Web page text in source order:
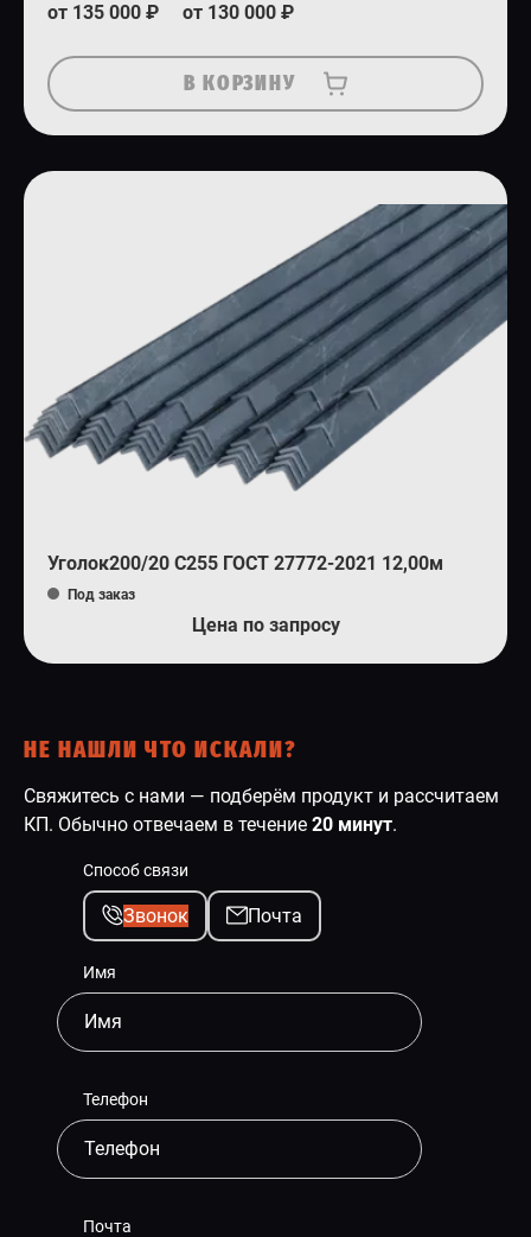
от 135 000 ₽ от 130 000 ₽
В КОРЗИНУ
Уголок200/20 С255 ГОСТ 27772-2021 12,00м
Под заказ
Цена по запросу
НЕ НАШЛИ ЧТО ИСКАЛИ?
Свяжитесь с нами — подберём продукт и рассчитаем
КП. Обычно отвечаем в течение 20 минут.
Способ связи
Звонок Почта
Имя
Телефон
Почта